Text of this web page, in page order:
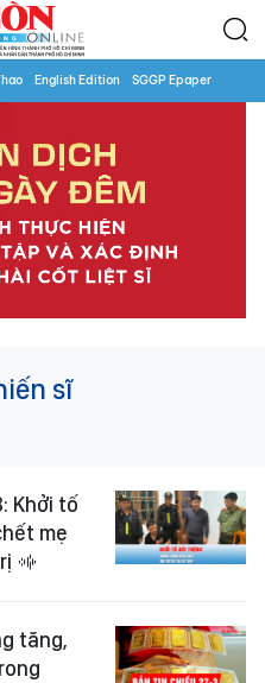
English Edition SGGP Epaper
sĩ
Khởi tố
mẹ
tăng,